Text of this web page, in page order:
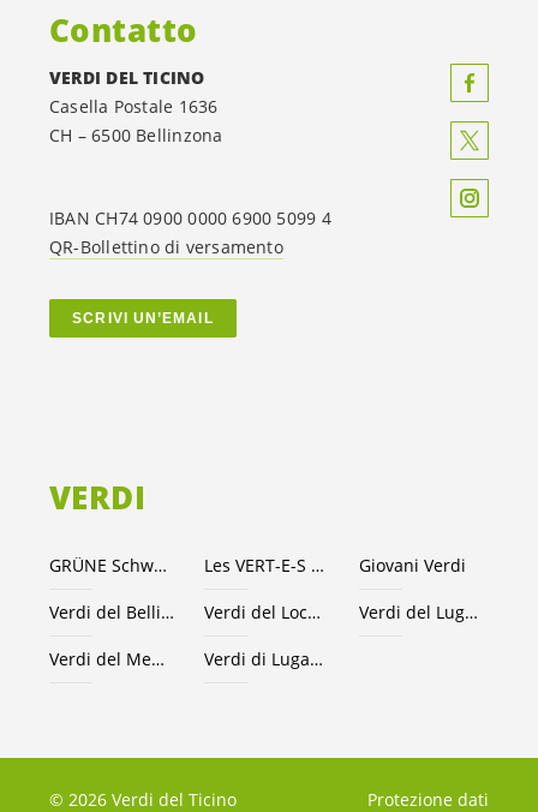
VERDI
GRÜNE Schweiz Les VERT-E-S suisses Giovani Verdi
Verdi del Bellinzonese e valli Verdi del Locarnese Verdi del Luganese
Verdi del Mendrisiotto Verdi di Lugano
Contatto
VERDI DEL TICINO
Casella Postale 1636
CH – 6500 Bellinzona
IBAN CH74 0900 0000 6900 5099 4
QR-Bollettino di versamento
SCRIVI UN’EMAIL
© 2026 Verdi del Ticino Protezione dati